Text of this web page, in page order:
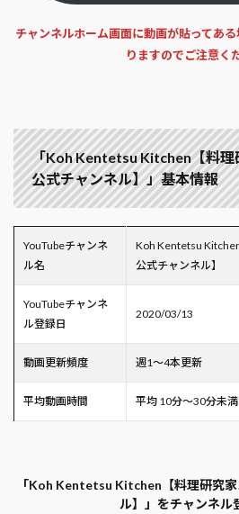
チャンネルホーム画面に動画が貼ってあ
りますのでご注意く
「Koh Kentetsu Kitchen【料理
公式チャンネル】」基本情報
YouTubeチャンネ
ル名
Koh Kentetsu
公式チャンネル】
YouTubeチャンネ
ル登録日
2020/03/13
動画更新頻度 週1～4本更新
平均動画時間 平均 10分～30分未満
「Koh Kentetsu Kitchen【料理研究
ル】」をチャンネル